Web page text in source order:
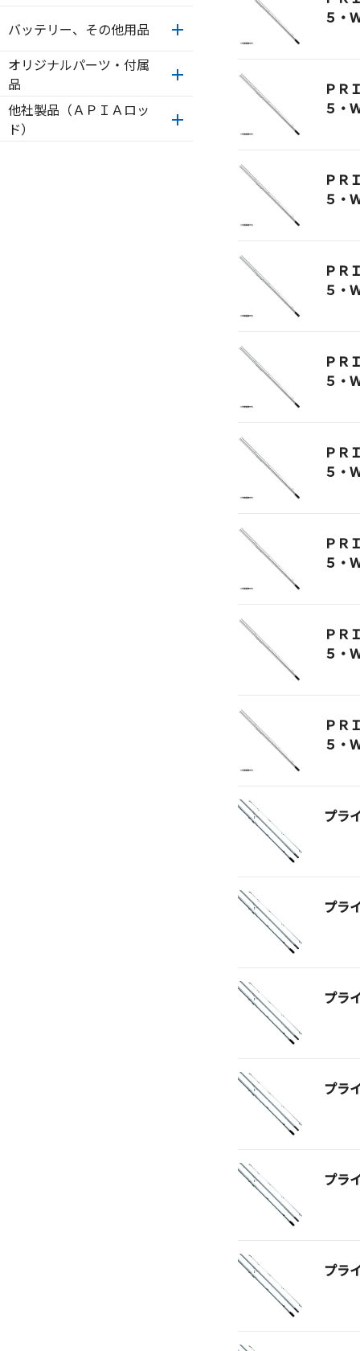
バッテリー、その他用品
オリジナルパーツ・付属
品
他社製品（ＡＰＩＡロッ
ド）
５・
ＰＲ
５・
ＰＲ
５・
ＰＲ
５・
ＰＲ
５・
ＰＲ
５・
ＰＲ
５・
ＰＲ
５・
ＰＲ
５・
プラ
プラ
プラ
プラ
プラ
プラ